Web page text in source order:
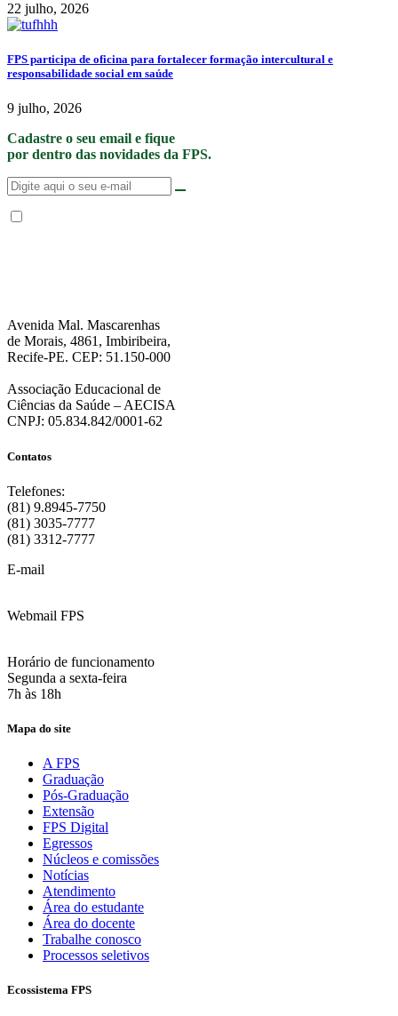
22 julho, 2026
FPS participa de oficina para fortalecer formação intercultural e
responsabilidade social em saúde
9 julho, 2026
Cadastre o seu email e fique
por dentro das novidades da FPS.
Avenida Mal. Mascarenhas
de Morais, 4861, Imbiribeira,
Recife-PE. CEP: 51.150-000
Associação Educacional de
Ciências da Saúde – AECISA
CNPJ: 05.834.842/0001-62
Contatos
Telefones:
(81) 9.8945-7750
(81) 3035-7777
(81) 3312-7777
E-mail
Webmail FPS
Horário de funcionamento
Segunda a sexta-feira
7h às 18h
Mapa do site
A FPS
Graduação
Pós-Graduação
Extensão
FPS Digital
Egressos
Núcleos e comissões
Notícias
Atendimento
Área do estudante
Área do docente
Trabalhe conosco
Processos seletivos
Ecossistema FPS